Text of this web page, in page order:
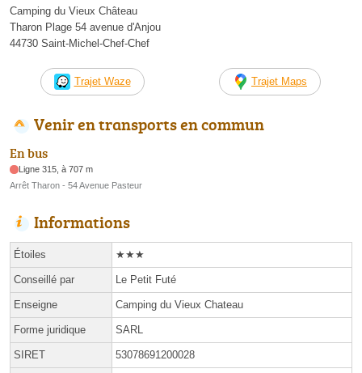
Camping du Vieux Château
Tharon Plage 54 avenue d'Anjou
44730 Saint-Michel-Chef-Chef
Trajet Waze Trajet Maps
Venir en transports en commun
En bus
Ligne 315, à 707 m
Arrêt Tharon - 54 Avenue Pasteur
Informations
Étoiles ★★★
Conseillé par Le Petit Futé
Enseigne Camping du Vieux Chateau
Forme juridique SARL
SIRET 53078691200028